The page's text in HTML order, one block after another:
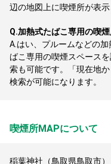
辺の地図上に喫煙所が表示
Q.加熱式たばこ専用の喫
A. はい、プルームなどの
ばこ専用の喫煙スペース
索も可能です。「現在地
検索が可能になります。
喫煙所MAPについて
稲葉神社（鳥取県鳥取市